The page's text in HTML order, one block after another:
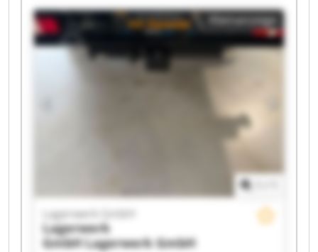
Lagerwerk GmbH Lagerwerk GmbH Lagerwerk
GmbH Lagerwerk GmbH Lagerwerk GmbH
Lagerwerk GmbH Lagerwerk GmbH Lagerwerk
GmbH Lagerwerk GmbH Lagerwerk GmbH
Kleinanzeige
Lagerwerk GmbH
Lagerwerk
GmbHLagerwerk GmbH